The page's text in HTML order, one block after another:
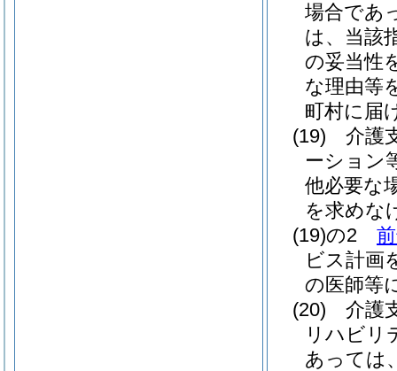
場合であ
は、当該
の妥当性
な理由等
町村に届
(19)
介護
ーション
他必要な
を求めな
(19)の2
ビス計画
の医師等
(20)
介護
リハビリ
あっては